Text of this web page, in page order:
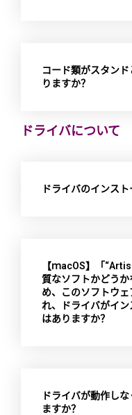
コード類がスタン
りますか？
ドライバについて
ドライバのインス
【ｍacOS】「
質なソフトかどう
め、このソフトウ
れ、ドライバがイ
はありますか？
ドライバが動作し
ますか？